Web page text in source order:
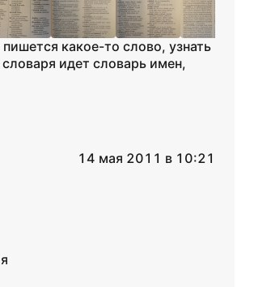
какое-то слово, узнать
идет словарь имен,
14 мая 2011 в 10:21